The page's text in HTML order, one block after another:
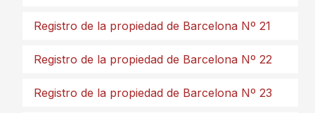
Registro de la propiedad de Barcelona Nº 21
Registro de la propiedad de Barcelona Nº 22
Registro de la propiedad de Barcelona Nº 23